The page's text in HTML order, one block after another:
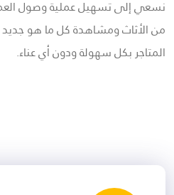
نسعي إلى تسهيل عملية وصول
من الأثاث ومشاهدة كل ما هو جديد
المتاجر بكل سهولة ودون أي عناء.